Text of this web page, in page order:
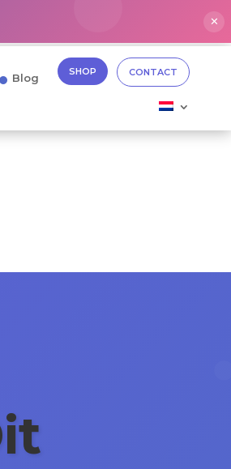
✕
Blog SHOP CONTACT